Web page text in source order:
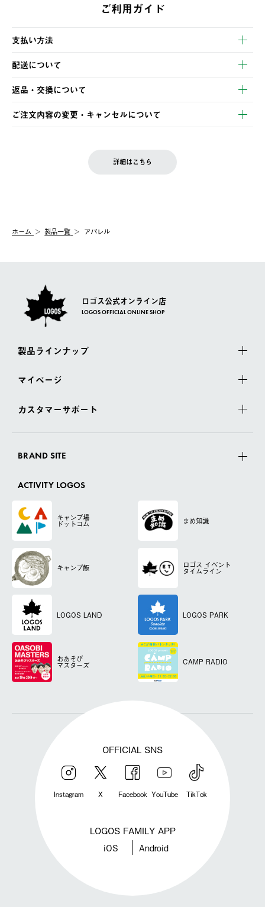
ご利用ガイド
支払い方法
以下のいずれかの方法でお支払いいただけます。
・クレジットカード決済
・コンビニ決済
・Pay-easy決済
配送について
【発送スケジュール】
ご注文・ご入金完了より2営業日以内に商品を発送いたします。
土日祝の発送はございませんので、木曜日以降のご注文は週明け
の発送となる場合がございます。
【配送業者】
佐川急便にて配送されます。
返品・交換について
※お客様都合の場合
お客様都合の返品にかかる送料は、お客様ご負担とさせていただ
む）は受け付けておりません。
一度お手元の商品を返品いただき、ご希望商品を再注文してくだ
ご注文内容の変更・キャンセルについて
LOGOS FAMILY会員の方は、会員マイページ内 購入履歴画面に
詳細はこちら
ホーム 製品一覧 アパレル
ロゴス公式オンライン店
LOGOS OFFICIAL ONLINE SHOP
製品ラインナップ
マイページ
カスタマーサポート
BRAND SITE
ACTIVITY LOGOS
キャンプ場
ドットコム まめ知識
キャンプ飯 ロゴス イベント
タイムライン
LOGOS LAND LOGOS PARK
おあそび
マスターズ CAMP RADIO
OFFICIAL SNS
Instagram X Facebook YouTube TikTok
LOGOS FAMILY APP
iOS Android